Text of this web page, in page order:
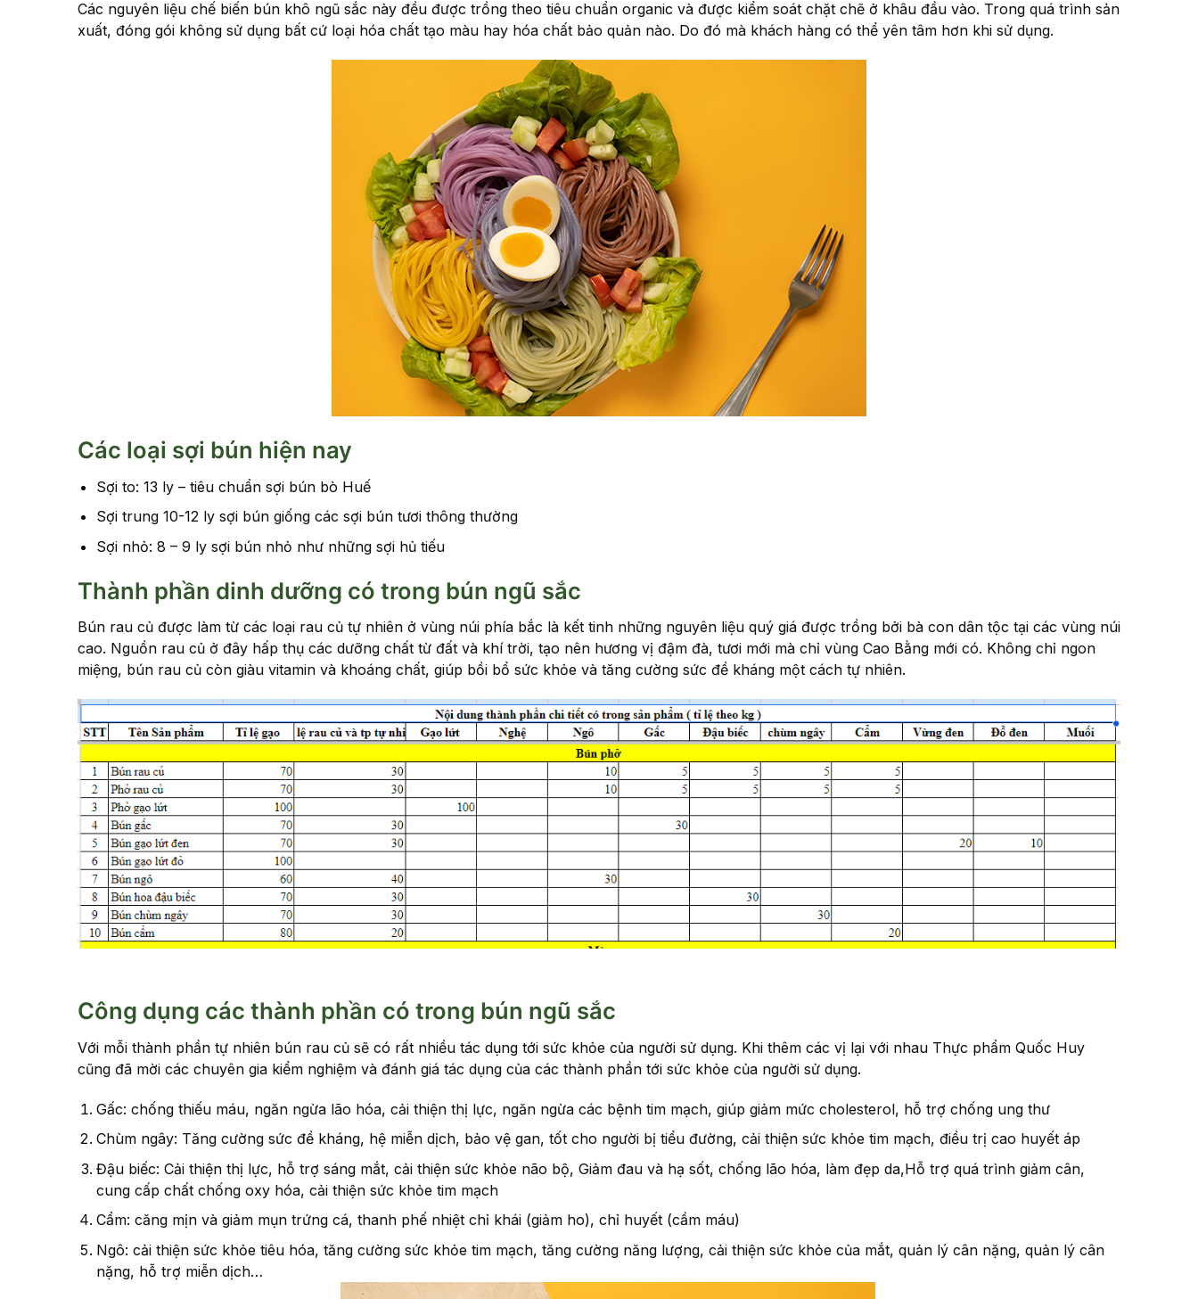
Các nguyên liệu chế biến bún khô ngũ sắc này đều được trồng theo tiêu chuẩn organic và được kiểm soát chặt chẽ ở khâu đầu vào. Trong quá trình sản
xuất, đóng gói không sử dụng bất cứ loại hóa chất tạo màu hay hóa chất bảo quản nào. Do đó mà khách hàng có thể yên tâm hơn khi sử dụng.
Các loại sợi bún hiện nay
Sợi to: 13 ly – tiêu chuẩn sợi bún bò Huế
Sợi trung 10-12 ly sợi bún giống các sợi bún tươi thông thường
Sợi nhỏ: 8 – 9 ly sợi bún nhỏ như những sợi hủ tiếu
Thành phần dinh dưỡng có trong bún ngũ sắc
Bún rau củ được làm từ các loại rau củ tự nhiên ở vùng núi phía bắc là kết tinh những nguyên liệu quý giá được trồng bởi bà con dân tộc tại các vùng núi
cao. Nguồn rau củ ở đây hấp thụ các dưỡng chất từ đất và khí trời, tạo nên hương vị đậm đà, tươi mới mà chỉ vùng Cao Bằng mới có. Không chỉ ngon
miệng, bún rau củ còn giàu vitamin và khoáng chất, giúp bồi bổ sức khỏe và tăng cường sức đề kháng một cách tự nhiên.
Công dụng các thành phần có trong bún ngũ sắc
Với mỗi thành phần tự nhiên bún rau củ sẽ có rất nhiều tác dụng tới sức khỏe của người sử dụng. Khi thêm các vị lại với nhau Thực phẩm Quốc Huy
cũng đã mời các chuyên gia kiểm nghiệm và đánh giá tác dụng của các thành phần tới sức khỏe của người sử dụng.
Gấc: chống thiếu máu, ngăn ngừa lão hóa, cải thiện thị lực, ngăn ngừa các bệnh tim mạch, giúp giảm mức cholesterol, hỗ trợ chống ung thư
Chùm ngây: Tăng cường sức đề kháng, hệ miễn dịch, bảo vệ gan, tốt cho người bị tiểu đường, cải thiện sức khỏe tim mạch, điều trị cao huyết áp
Đậu biếc: Cải thiện thị lực, hỗ trợ sáng mắt, cải thiện sức khỏe não bộ, Giảm đau và hạ sốt, chống lão hóa, làm đẹp da,Hỗ trợ quá trình giảm cân,
cung cấp chất chống oxy hóa, cải thiện sức khỏe tim mạch
Cẩm: căng mịn và giảm mụn trứng cá, thanh phế nhiệt chỉ khái (giảm ho), chỉ huyết (cầm máu)
Ngô: cải thiện sức khỏe tiêu hóa, tăng cường sức khỏe tim mạch, tăng cường năng lượng, cải thiện sức khỏe của mắt, quản lý cân nặng, quản lý cân
nặng, hỗ trợ miễn dịch…